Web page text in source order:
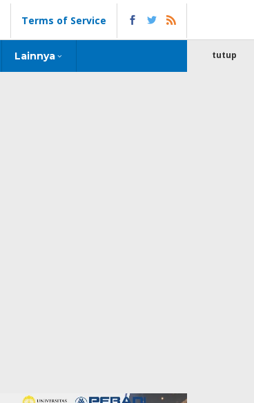
Terms of Service
Lainnya tutup